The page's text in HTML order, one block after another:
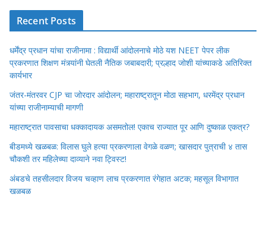
Recent Posts
धर्मेंद्र प्रधान यांचा राजीनामा : विद्यार्थी आंदोलनाचे मोठे यश NEET पेपर लीक
प्रकरणात शिक्षण मंत्र्यांनी घेतली नैतिक जबाबदारी; प्रल्हाद जोशी यांच्याकडे अतिरिक्त
कार्यभार
जंतर-मंतरवर CJP चा जोरदार आंदोलन; महाराष्ट्रातून मोठा सहभाग, धरमेंद्र प्रधान
यांच्या राजीनाम्याची मागणी
महाराष्ट्रात पावसाचा धक्कादायक असमतोल! एकाच राज्यात पूर आणि दुष्काळ एकत्र?
बीडमध्ये खळबळ: विलास घुले हत्या प्रकरणाला वेगळे वळण; खासदार पुत्राची ४ तास
चौकशी तर महिलेच्या दाव्याने नवा ट्विस्ट!
अंबडचे तहसीलदार विजय चव्हाण लाच प्रकरणात रंगेहात अटक; महसूल विभागात
खळबळ